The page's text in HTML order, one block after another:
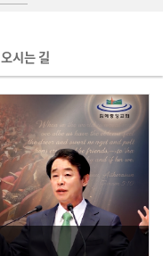
오시는 길